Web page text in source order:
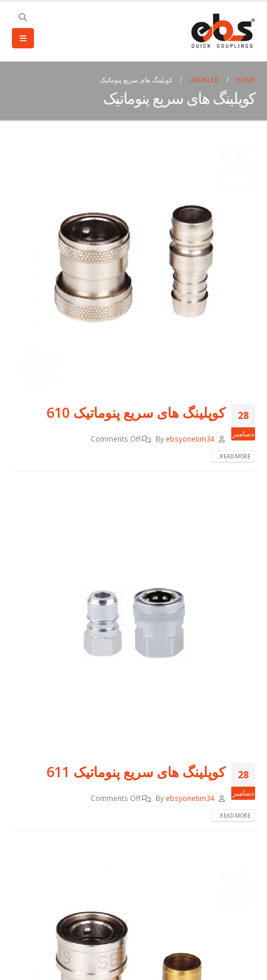
HOME
ÜRÜNLER کوپلینگ های سریع پنوماتیک
کوپلینگ های سریع پنوماتیک
28
دسامبر
کوپلینگ های سریع پنوماتیک 610
By ebsyonetim34
Comments Off
READ MORE...
28
دسامبر
کوپلینگ های سریع پنوماتیک 611
By ebsyonetim34
Comments Off
READ MORE...